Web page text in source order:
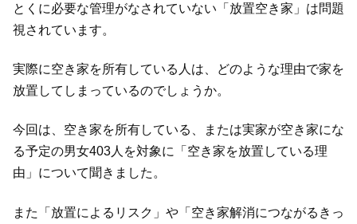
とくに必要な管理がなされていない「放置空き家」は問題
視されています。
実際に空き家を所有している人は、どのような理由で家を
放置してしまっているのでしょうか。
今回は、空き家を所有している、または実家が空き家にな
る予定の男女403人を対象に「空き家を放置している理
由」について聞きました。
また「放置によるリスク」や「空き家解消につながるきっ